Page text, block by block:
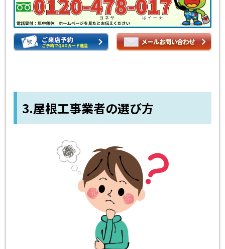
3.屋根工事業者の選び方